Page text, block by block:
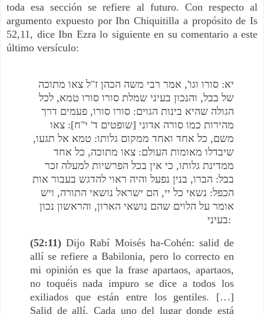
toda esa sección se refiere al futuro. Con respecto al
argumento expuesto por Ibn Chiquitilla a propósito de Is
52,11, dice Ibn Ezra lo siguiente en su comentario a este
último versículo:
של בבל, והנכון בעיני שמלת סורו סורו טמא, לכל
הגולה שהיא בינות הגוים: סורו סורו, פעמים דרך
מהירות כמו סורה אדוני [שופטים ד' י"ח]: צאו
משם, כל אחד ואחד ממקום גלותו: טמא אל תגעו,
שיבדלו מאומות העולם: צאו מתוכה, כל אחד
ממדינת גלותו, כי אין בכל הפרשיות למעלה זכר
בבל: הברו, בנין נפעל והיה ראוי להדגש בעבור אות
הכפל: נשאי כל יי, הם ישראל נושאי התורה, ויש
אומר על הלוים שהם נושאי הארון, והראשון נכון
בעיני:
(52:11) Dijo Rabí Moisés ha-Cohén: salid de
allí se refiere a Babilonia, pero lo correcto en
mi opinión es que la frase apartaos, apartaos,
no toquéis nada impuro se dice a todos los
exiliados que están entre los gentiles. […]
Salid de allí. Cada uno del lugar donde está